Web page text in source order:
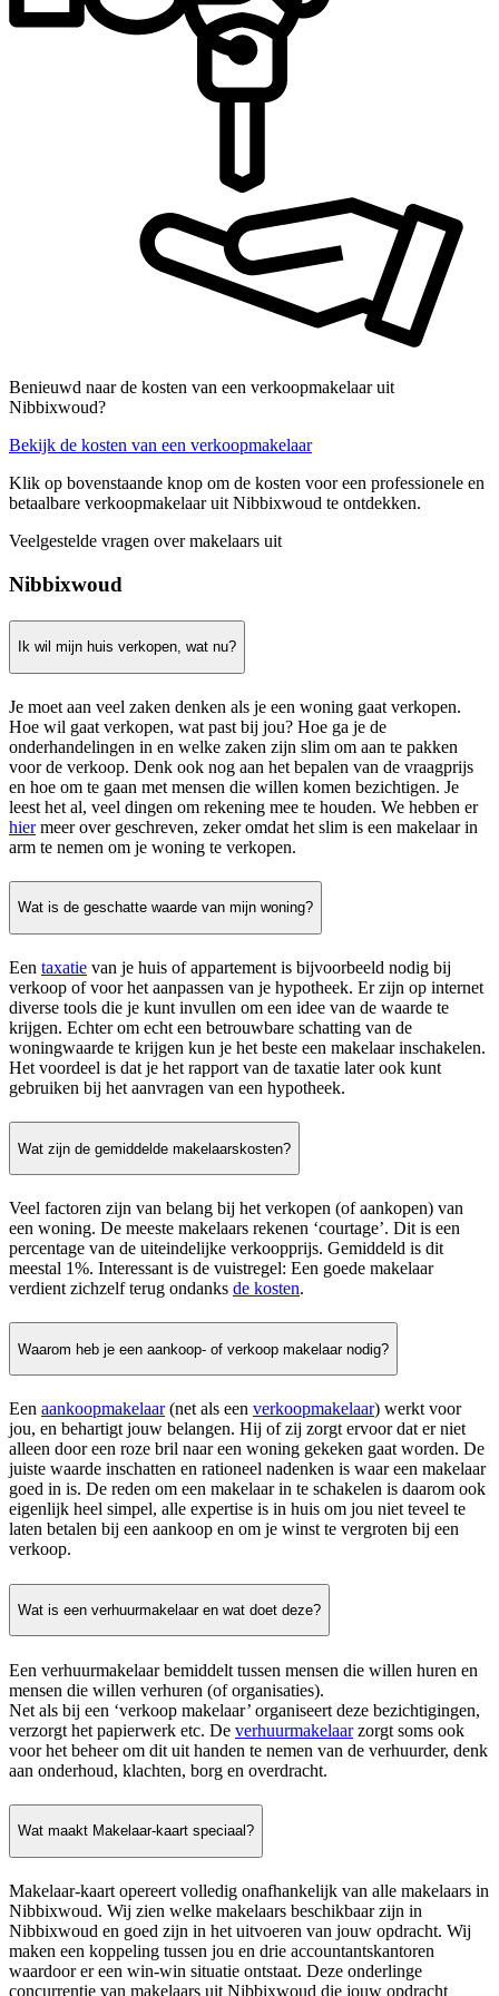
Benieuwd naar de kosten van een verkoopmakelaar uit
Nibbixwoud?
Bekijk de kosten van een verkoopmakelaar
Klik op bovenstaande knop om de kosten voor een professionele en
betaalbare verkoopmakelaar uit Nibbixwoud te ontdekken.
Veelgestelde vragen over makelaars uit
Nibbixwoud
Ik wil mijn huis verkopen, wat nu?
Je moet aan veel zaken denken als je een woning gaat verkopen.
Hoe wil gaat verkopen, wat past bij jou? Hoe ga je de
onderhandelingen in en welke zaken zijn slim om aan te pakken
voor de verkoop. Denk ook nog aan het bepalen van de vraagprijs
en hoe om te gaan met mensen die willen komen bezichtigen. Je
leest het al, veel dingen om rekening mee te houden. We hebben er
hiermeer over geschreven, zeker omdat het slim is een makelaar in
arm te nemen om je woning te verkopen.
Wat is de geschatte waarde van mijn woning?
Een taxatie van je huis of appartement is bijvoorbeeld nodig bij
verkoop of voor het aanpassen van je hypotheek. Er zijn op internet
diverse tools die je kunt invullen om een idee van de waarde te
krijgen. Echter om echt een betrouwbare schatting van de
woningwaarde te krijgen kun je het beste een makelaar inschakelen.
Het voordeel is dat je het rapport van de taxatie later ook kunt
gebruiken bij het aanvragen van een hypotheek.
Wat zijn de gemiddelde makelaarskosten?
Veel factoren zijn van belang bij het verkopen (of aankopen) van
een woning. De meeste makelaars rekenen ‘courtage’. Dit is een
percentage van de uiteindelijke verkoopprijs. Gemiddeld is dit
meestal 1%. Interessant is de vuistregel: Een goede makelaar
verdient zichzelf terug ondanks de kosten.
Waarom heb je een aankoop- of verkoop makelaar nodig?
Een aankoopmakelaar(net als een verkoopmakelaar) werkt voor
jou, en behartigt jouw belangen. Hij of zij zorgt ervoor dat er niet
alleen door een roze bril naar een woning gekeken gaat worden. De
juiste waarde inschatten en rationeel nadenken is waar een makelaar
goed in is. De reden om een makelaar in te schakelen is daarom ook
eigenlijk heel simpel, alle expertise is in huis om jou niet teveel te
laten betalen bij een aankoop en om je winst te vergroten bij een
verkoop.
Wat is een verhuurmakelaar en wat doet deze?
Een verhuurmakelaar bemiddelt tussen mensen die willen huren en
mensen die willen verhuren (of organisaties).
Net als bij een ‘verkoop makelaar’ organiseert deze bezichtigingen,
verzorgt het papierwerk etc. De verhuurmakelaarzorgt soms ook
voor het beheer om dit uit handen te nemen van de verhuurder, denk
aan onderhoud, klachten, borg en overdracht.
Wat maakt Makelaar-kaart speciaal?
Makelaar-kaart opereert volledig onafhankelijk van alle makelaars in
Nibbixwoud. Wij zien welke makelaars beschikbaar zijn in
Nibbixwoud en goed zijn in het uitvoeren van jouw opdracht. Wij
maken een koppeling tussen jou en drie accountantskantoren
waardoor er een win-win situatie ontstaat. Deze onderlinge
concurrentie van makelaars uit Nibbixwoud die jouw opdracht